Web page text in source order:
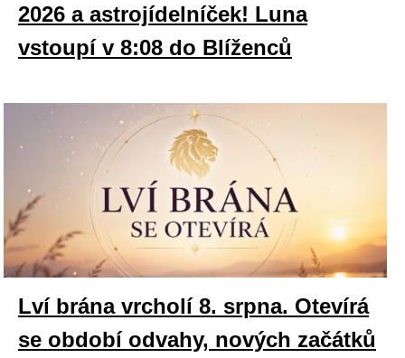
2026 a astrojídelníček! Luna
vstoupí v 8:08 do Blíženců
Lví brána vrcholí 8. srpna. Otevírá
se období odvahy, nových začátků